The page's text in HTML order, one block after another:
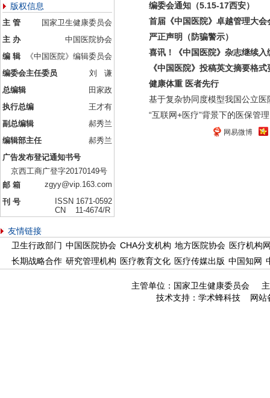
版权信息
主 管
国家卫生健康委员会
主 办
中国医院协会
编 辑
《中国医院》编辑委员会
编委会主任委员
刘 谦
总编辑
田家政
执行总编
王才有
副总编辑
郝秀兰
编辑部主任
郝秀兰
广告发布登记通知书号
京西工商广登字20170149号
邮 箱
zgyy@vip.163.com
刊 号
ISSN 1671-0592
CN 11-4674/R
编委会通知（5.15-17西安）
首届《中国医院》卓越管理大会
严正声明（防骗警示）
喜讯！《中国医院》杂志继续入
《中国医院》投稿英文摘要格式
健康体重 医者先行
基于复杂协同度模型我国公立医
“互联网+医疗”背景下的医保管理
网易微博
友情链接
卫生行政部门 中国医院协会 CHA分支机构 地方医院协会 医疗机构
长期战略合作 研究管理机构 医疗教育文化 医疗传媒出版 中国知网
主管单位：国家卫生健康委员会
技术支持：学术蜂科技 网站